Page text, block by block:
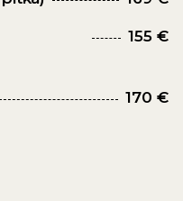
155 €
170 €